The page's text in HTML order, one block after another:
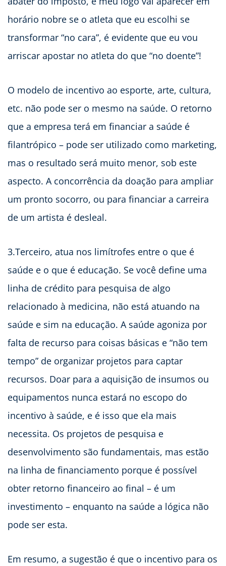
horário nobre se o atleta que eu escolhi se
transformar “no cara”, é evidente que eu vou
arriscar apostar no atleta do que “no doente”!
O modelo de incentivo ao esporte, arte, cultura,
etc. não pode ser o mesmo na saúde. O retorno
que a empresa terá em financiar a saúde é
filantrópico – pode ser utilizado como marketing,
mas o resultado será muito menor, sob este
aspecto. A concorrência da doação para ampliar
um pronto socorro, ou para financiar a carreira
de um artista é desleal.
3.Terceiro, atua nos limítrofes entre o que é
saúde e o que é educação. Se você define uma
linha de crédito para pesquisa de algo
relacionado à medicina, não está atuando na
saúde e sim na educação. A saúde agoniza por
falta de recurso para coisas básicas e “não tem
tempo” de organizar projetos para captar
recursos. Doar para a aquisição de insumos ou
equipamentos nunca estará no escopo do
incentivo à saúde, e é isso que ela mais
necessita. Os projetos de pesquisa e
desenvolvimento são fundamentais, mas estão
na linha de financiamento porque é possível
obter retorno financeiro ao final – é um
investimento – enquanto na saúde a lógica não
pode ser esta.
Em resumo, a sugestão é que o incentivo para os